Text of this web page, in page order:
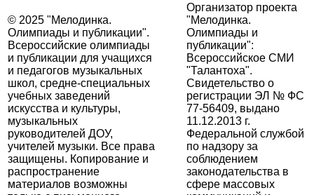
© 2025 "Мелодинка.
Олимпиады и публикации".
Всероссийские олимпиады
и публикации для учащихся
и педагогов музыкальных
школ, средне-специальных
учебных заведений
искусства и культуры,
музыкальных
руководителей ДОУ,
учителей музыки. Все права
защищены. Копирование и
распространение
материалов возможны
Организатор проекта
"Мелодинка.
Олимпиады и
публикации":
Всероссийское СМИ
"Талантоха".
Свидетельство о
регистрации ЭЛ № ФС
77-56409, выдано
11.12.2013 г.
Федеральной службой
по надзору за
соблюдением
законодательства в
сфере массовых